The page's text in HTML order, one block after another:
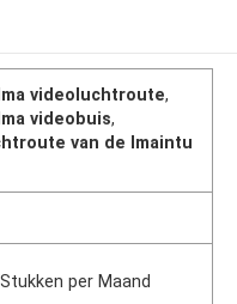
videoluchtroute,
videobuis,
van de lmaintu
per Maand